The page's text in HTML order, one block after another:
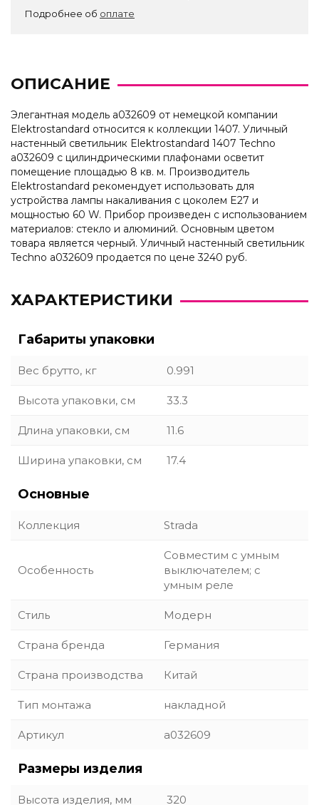
Подробнее об оплате
ОПИСАНИЕ
Элегантная модель a032609 от немецкой компании
Elektrostandard относится к коллекции 1407. Уличный
настенный светильник Elektrostandard 1407 Techno
a032609 с цилиндрическими плафонами осветит
помещение площадью 8 кв. м. Производитель
Elektrostandard рекомендует использовать для
устройства лампы накаливания с цоколем E27 и
мощностью 60 W. Прибор произведен с использованием
материалов: стекло и алюминий. Основным цветом
товара является черный. Уличный настенный светильник
Techno a032609 продается по цене 3240 руб.
ХАРАКТЕРИСТИКИ
Габариты упаковки
Вес брутто, кг 0.991
Высота упаковки, см 33.3
Длина упаковки, см 11.6
Ширина упаковки, см 17.4
Основные
Коллекция Strada
Особенность
Совместим с умным
выключателем; с
умным реле
Стиль Модерн
Страна бренда Германия
Страна производства Китай
Тип монтажа накладной
Артикул a032609
Размеры изделия
Высота изделия, мм 320